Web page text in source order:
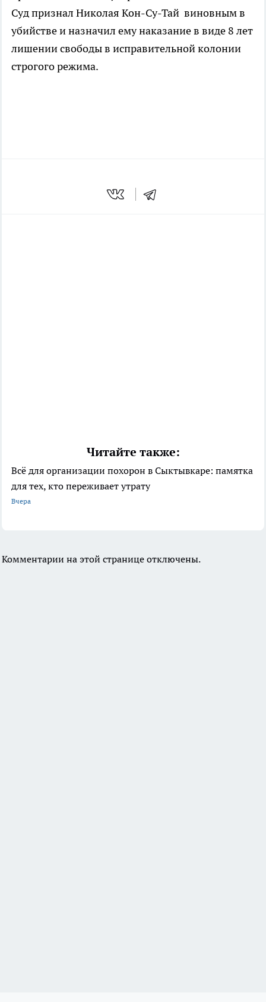
Суд признал Николая Кон-Су-Тай виновным в
убийстве и назначил ему наказание в виде 8 лет
лишении свободы в исправительной колонии
строгого режима.
Читайте также:
Всё для организации похорон в Сыктывкаре: памятка
для тех, кто переживает утрату
Вчера
Комментарии на этой странице отключены.